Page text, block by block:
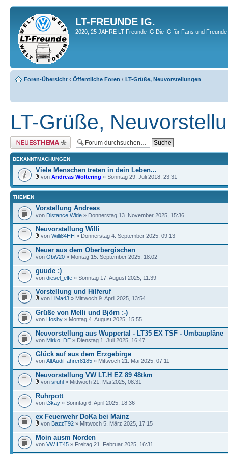
LT-FREUNDE IG.
2020; 25 JAHRE LT-Freunde IG.Die IG für Fans und
Foren-Übersicht ‹ Öffentliche Foren ‹ LT-Grüße, Neuvorstellungen
LT-Grüße,
Neues Thema erstellen
BEKANNTMACHUNGEN
Viele Menschen treten in dein Leben...
von Andreas Woltering » Sonntag 29. Juli 2018, 23:31
THEMEN
Vorstellung Andreas
von Distance Wide » Donnerstag 13. November 2025, 15:36
Neuvorstellung Willi
von Willi84HH » Donnerstag 4. September 2025, 09:13
Neuer aus dem Oberbergischen
von ObiV20 » Montag 15. September 2025, 18:02
guude :)
von diesel_elfe » Sonntag 17. August 2025, 11:39
Vorstellung und Hilferuf
von LiMa43 » Mittwoch 9. April 2025, 13:54
Grüße von Melli und Björn :-)
von Hoshy » Montag 4. August 2025, 15:55
Neuvorstellung aus Wuppertal - LT35 EX TSF - Umbaupläne
von Mirko_DE » Dienstag 1. Juli 2025, 16:47
Glück auf aus dem Erzgebirge
von AltAudiFahrer8185 » Mittwoch 21. Mai 2025, 07:11
Neuvorstellung VW LT.H EZ 89 48tkm
von sruhl » Mittwoch 21. Mai 2025, 08:31
Ruhrpott
von t3kay » Sonntag 6. April 2025, 18:36
ex Feuerwehr DoKa bei Mainz
von BazzT92 » Mittwoch 5. März 2025, 17:15
Moin ausm Norden
von VW LT45 » Freitag 21. Februar 2025, 16:31